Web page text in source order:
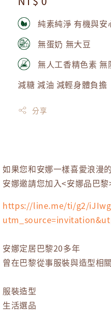
price純素純淨 有機與安
無蛋奶 無大豆
無人工香精色素 無
減糖 減油 減輕身體負擔
分享
如果您和安娜一樣喜愛浪漫
安娜邀請您加入<安娜品巴
https://line.me/ti/g2/
安娜定居巴黎20多年
曾在巴黎從事服裝與造型相
服裝造型
生活選品